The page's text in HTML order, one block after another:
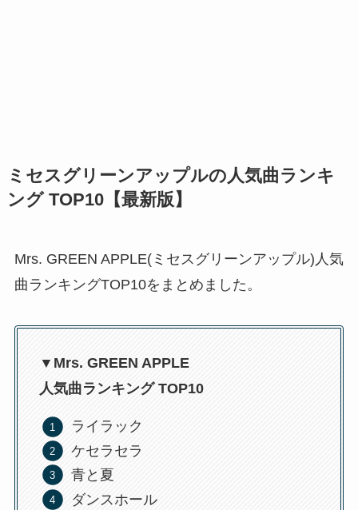
ミセスグリーンアップルの人気曲ランキ
ング TOP10【最新版】
Mrs. GREEN APPLE(ミセスグリーンアップル)人気
曲ランキングTOP10をまとめました。
▼Mrs. GREEN APPLE
人気曲ランキング TOP10
ライラック
ケセラセラ
青と夏
ダンスホール